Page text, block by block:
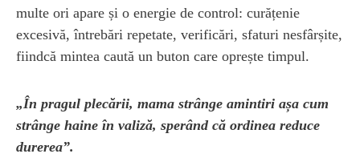
multe ori apare și o energie de control: curățenie
excesivă, întrebări repetate, verificări, sfaturi nesfârșite,
fiindcă mintea caută un buton care oprește timpul.
„În pragul plecării, mama strânge amintiri așa cum
strânge haine în valiză, sperând că ordinea reduce
durerea”.